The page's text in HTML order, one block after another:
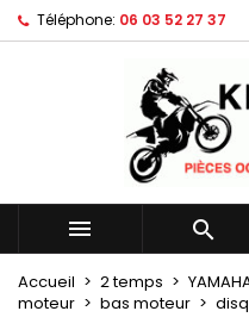
Téléphone: 06 03 52 27 37
 
Accueil 2 temps
moteur
bas moteur
Mes listes
Créer une nouvelle
Créer une
Nom de la liste d'envies
Annuler
Connexion
Vous devez être
à votre liste d'envies.